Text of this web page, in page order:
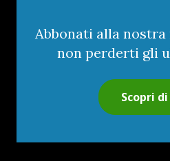
Abbonati alla
non perderti gli
Scopri